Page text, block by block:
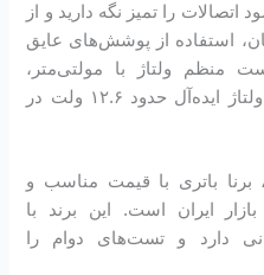
را تمیز نگه دارید و از
استفاده از پوشش‌های عایق
منظم ولتاژ با مولتی‌متر،
وضعیت باتری را نشان می‌دهد؛ ولتاژ ایده‌آل حدود ۱۲.۶ ولت در
برنا باتری با قیمت مناسب و
ایران است. این برند با
دارد و تست‌های دوام را